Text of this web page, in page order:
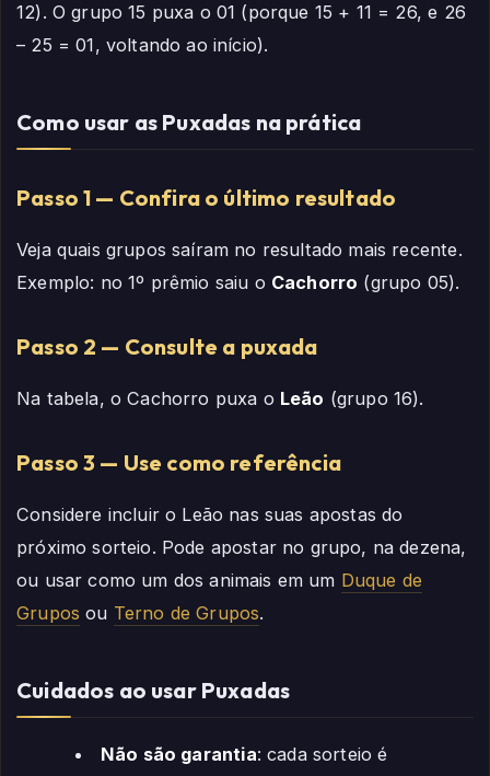
12). O grupo 15 puxa o 01 (porque 15 + 11 = 26, e 26
– 25 = 01, voltando ao início).
Como usar as Puxadas na prática
Passo 1 — Confira o último resultado
Veja quais grupos saíram no resultado mais recente.
Exemplo: no 1º prêmio saiu o Cachorro (grupo 05).
Passo 2 — Consulte a puxada
Na tabela, o Cachorro puxa o Leão (grupo 16).
Passo 3 — Use como referência
Considere incluir o Leão nas suas apostas do
próximo sorteio. Pode apostar no grupo, na dezena,
ou usar como um dos animais em um Duque de
Grupos ou Terno de Grupos.
Cuidados ao usar Puxadas
Não são garantia: cada sorteio é